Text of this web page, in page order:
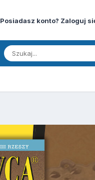
Posiadasz konto? Zaloguj